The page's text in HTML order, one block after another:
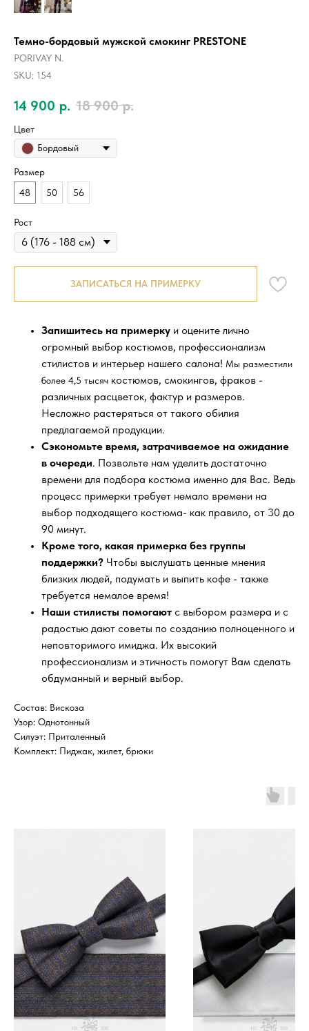
Темно-бордовый мужской смокинг PRESTONE
PORIVAY N.
SKU: 154
14 900 р. 18 900 р.
Цвет
Бордовый
Размер
48
50 56
Рост
ЗАПИСАТЬСЯ НА ПРИМЕРКУ
Запишитесь на примерку и оцените лично
огромный выбор костюмов, профессионализм
стилистов и интерьер нашего салона! Мы разместили
более 4,5 тысяч костюмов, смокингов, фраков -
различных расцветок, фактур и размеров.
Несложно растеряться от такого обилия
предлагаемой продукции.
Сэкономьте время, затрачиваемое на ожидание
в очереди. Позвольте нам уделить достаточно
времени для подбора костюма именно для Вас. Ведь
процесс примерки требует немало времени на
выбор подходящего костюма- как правило, от 30 до
90 минут.
Кроме того, какая примерка без группы
поддержки? Чтобы выслушать ценные мнения
близких людей, подумать и выпить кофе - также
требуется немалое время!
Наши стилисты помогают с выбором размера и с
радостью дают советы по созданию полноценного и
неповторимого имиджа. Их высокий
профессионализм и этичность помогут Вам сделать
обдуманный и верный выбор.
Состав: Вискоза
Узор: Однотонный
Силуэт: Приталенный
Комплект: Пиджак, жилет, брюки